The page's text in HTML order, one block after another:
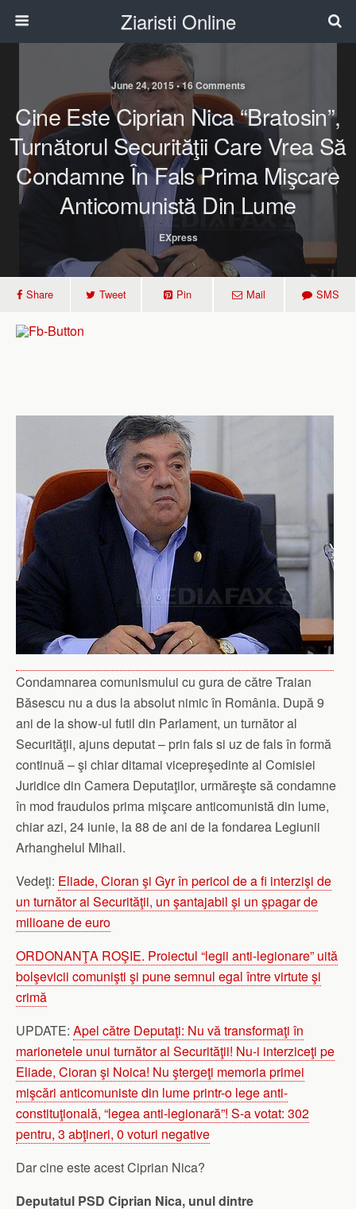
Ziaristi Online
June 24, 2015 • 16 Comments
Cine Este Ciprian Nica “Bratosin”,
Turnătorul Securităţii Care Vrea Să
Condamne În Fals Prima Mişcare
Anticomunistă Din Lume
EXpress
Share Tweet Pin Mail SMS
Condamnarea comunismului cu gura de către Traian
Băsescu nu a dus la absolut nimic în România. După 9
ani de la show-ul futil din Parlament, un turnător al
Securităţii, ajuns deputat – prin fals si uz de fals în formă
continuă – şi chiar ditamai vicepreşedinte al Comisiei
Juridice din Camera Deputaţilor, urmăreşte să condamne
în mod fraudulos prima mişcare anticomunistă din lume,
chiar azi, 24 iunie, la 88 de ani de la fondarea Legiunii
Arhanghelul Mihail.
Vedeţi: Eliade, Cioran şi Gyr în pericol de a fi interzişi de
un turnător al Securităţii, un şantajabil şi un şpagar de
milioane de euro
ORDONANŢA ROŞIE. Proiectul “legii anti-legionare” uită
bolşevicii comunişti şi pune semnul egal între virtute şi
crimă
UPDATE: Apel către Deputaţi: Nu vă transformaţi în
marionetele unui turnător al Securităţii! Nu-i interziceţi pe
Eliade, Cioran şi Noica! Nu ştergeţi memoria primei
mişcări anticomuniste din lume printr-o lege anti-
constituţională, “legea anti-legionară”! S-a votat: 302
pentru, 3 abţineri, 0 voturi negative
Dar cine este acest Ciprian Nica?
Deputatul PSD Ciprian Nica, unul dintre